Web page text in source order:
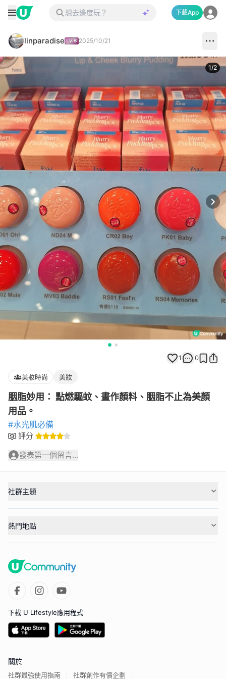
下載App
linparadise 2025/10/21
1/2
1 0
美妝時尚 美妝
胭脂妙用： 點燃驅蚊、畫作顏料、胭脂不止為美顏
用品。
#水光肌必備
評分
發表第一個留言...
社群主題
熱門地點
下載 U Lifestyle應用程式
關於
社群最強使用指南 社群創作有價企劃